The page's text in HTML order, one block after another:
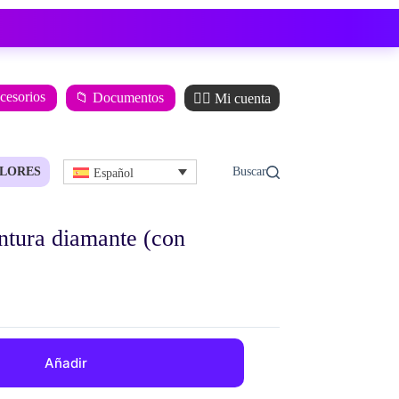
📁 Documentos 🙋‍♂️ Mi cuenta
Español
diamante (con
Añadir